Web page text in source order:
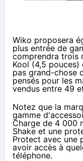
Wiko proposera
plus entrée de
comprendra trois
Kool (4,5 pouces)
pas grand-chose
pensés pour les
vendus entre 49
Notez que la
gamme
Charge de 4 000
Shake et une
Protect avec une
avoir accès à
téléphone.